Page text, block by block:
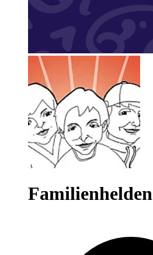
Familienhelden